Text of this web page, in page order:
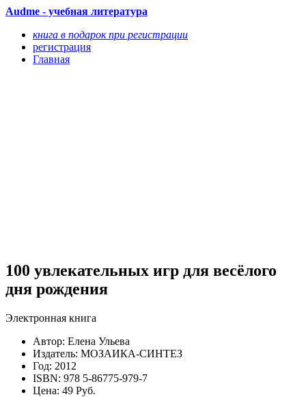
Audme - учебная литература
книга в подарок при регистрации
регистрация
Главная
100 увлекательных игр для весёлого
дня рождения
Электронная книга
Автор: Елена Ульева
Издатель: МОЗАИКА-СИНТЕЗ
Год: 2012
ISBN: 978 5-86775-979-7
Цена: 49 Руб.